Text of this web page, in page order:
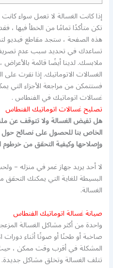
إذا كانت الغسالة لا تعمل سواء
تكن متأكدًا تمامًا من الخطأ فيها
هذه الصفحة ، ستجد مقاطع فيديو
تساعدك في تحديد سبب عدم
ملابسك. لدينا أيضًا قائمة
الغسالات الاتوماتيك. إذا نقرت
فستتمكن من مراجعة الأجزاء التي
غسالات اتوماتيك في الفنطاس .
تصليح غسالات اتوماتيك الفنطاس
هل تفيض الغسالة ولا تتوقف عن
الخاص بنا للحصول على نصائح حول
وإصلاحها وكيفية التحقق من
لا أحد يريد جهاز غمر في منزله –
البسيطة للغاية التي يمكنك
الغسالة.
صيانة غسالة اتوماتيك الفنطاس
واحدة من أكثر مشاكل الغسالة
صاخبة أو طحنًا أو صوتًا أثناء دورات
المشكلة في أقرب وقت ممكن ، حيث
تتلف الغسالة وتخلق مشاكل جديدة.